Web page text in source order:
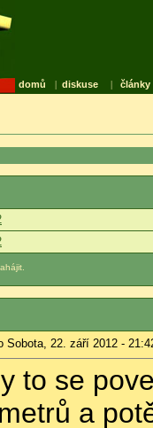
domů | diskuse | články
Sobota, 22. září 2012 -
to se
a